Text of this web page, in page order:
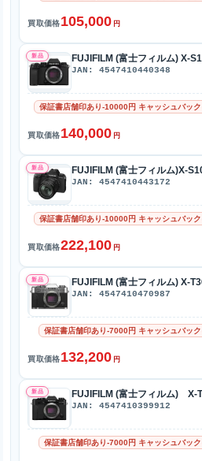
買取価格105,000 円
新品 FUJIFILM (富士フィルム) X-
JAN: 4547410440348
保証書店舗印あり-10000円 キャッシュバッ
買取価格140,000 円
新品 FUJIFILM (富士フィルム)X-
JAN: 4547410443172
保証書店舗印あり-10000円 キャッシュバッ
買取価格222,100 円
新品 FUJIFILM (富士フィルム) X-
JAN: 4547410470987
保証書店舗印あり-7000円 キャッシュバッ
買取価格132,200 円
新品 FUJIFILM (富士フィルム) X-
JAN: 4547410399912
保証書店舗印あり-7000円 キャッシュバッ